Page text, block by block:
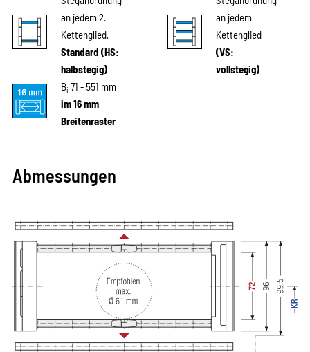
an jedem 2.
Kettenglied,
Standard (HS:
halbstegig)
an jedem
Kettenglied
(VS:
vollstegig)
Bi 71 - 551 mm
im 16 mm
Breitenraster
Abmessungen